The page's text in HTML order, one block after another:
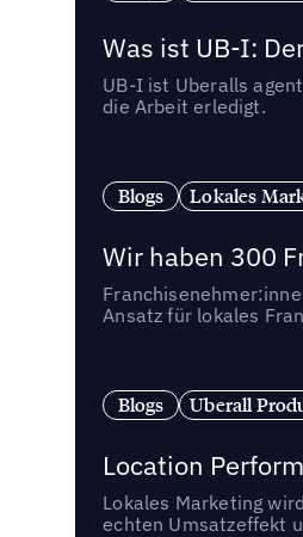
Was ist UB-I:
UB-I ist Uberalls
die Arbeit erledigt.
Blogs Lokales
Wir haben 300
Ansatz für lokales
Blogs Uberall
Location
Lokales Marketing
echten Umsatzeffekt